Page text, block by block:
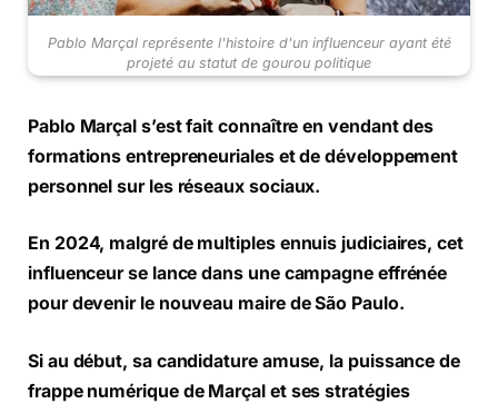
Pablo Marçal représente l'histoire d'un influenceur ayant été
projeté au statut de gourou politique
Pablo Marçal s’est fait connaître en vendant des
formations entrepreneuriales et de développement
personnel sur les réseaux sociaux.
En 2024, malgré de multiples ennuis judiciaires, cet
influenceur se lance dans une campagne effrénée
pour devenir le nouveau maire de São Paulo.
Si au début, sa candidature amuse, la puissance de
frappe numérique de Marçal et ses stratégies